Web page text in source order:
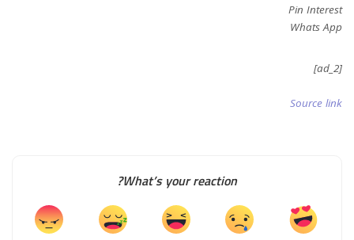
Pin Interest
Whats App
[ad_2]
Source link
What’s your reaction?